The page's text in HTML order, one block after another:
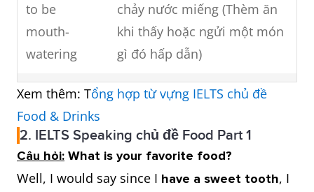
to be
mouth-
watering
chảy nước miếng (Thèm ăn
khi thấy hoặc ngửi một món
gì đó hấp dẫn)
restrain
one’s
hunger
kiềm chế cơn đói
to bolt
nuốt chửng thứ gì đó (Ăn thứ
Xem thêm: Tổng hợp từ vựng IELTS chủ đề
Food & Drinks
2. IELTS Speaking chủ đề Food Part 1
Câu hỏi: What is your favorite food?
Well, I would say since I have a sweet tooth, I